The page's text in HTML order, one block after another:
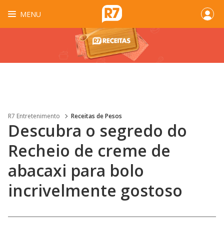
MENU
R7 Entretenimento Receitas de Pesos
Descubra o segredo do
Recheio de creme de
abacaxi para bolo
incrivelmente gostoso